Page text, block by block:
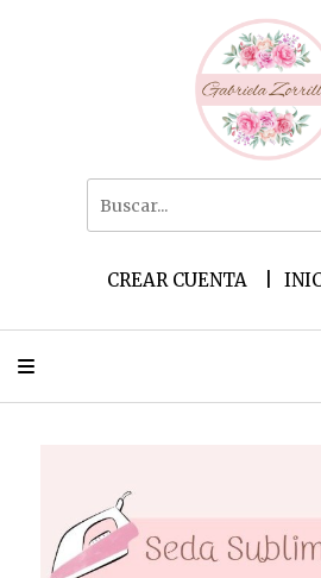
CREAR CUENTA